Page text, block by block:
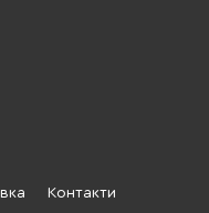
Контакти